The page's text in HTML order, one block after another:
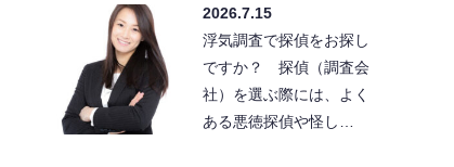
2026.7.15
浮気調査で探偵をお探し
ですか？ 探偵（調査会
社）を選ぶ際には、よく
ある悪徳探偵や怪し…